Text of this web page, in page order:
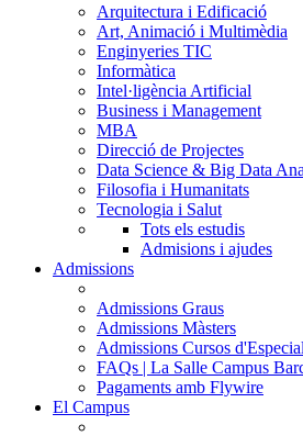
Arquitectura i Edificació
Art, Animació i Multimèdia
Enginyeries TIC
Informàtica
Intel·ligència Artificial
Business i Management
MBA
Direcció de Projectes
Data Science & Big Data
Filosofia i Humanitats
Tecnologia i Salut
Tots els estudis
Admisions i ajudes
Admissions
Admissions Graus
Admissions Màsters
Admissions Cursos
FAQs | La Salle Campus
Pagaments amb Flywire
El Campus